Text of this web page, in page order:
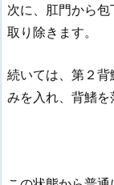
次に、肛門から
取り除きます。
続いては、第２
みを入れ、背鰭を